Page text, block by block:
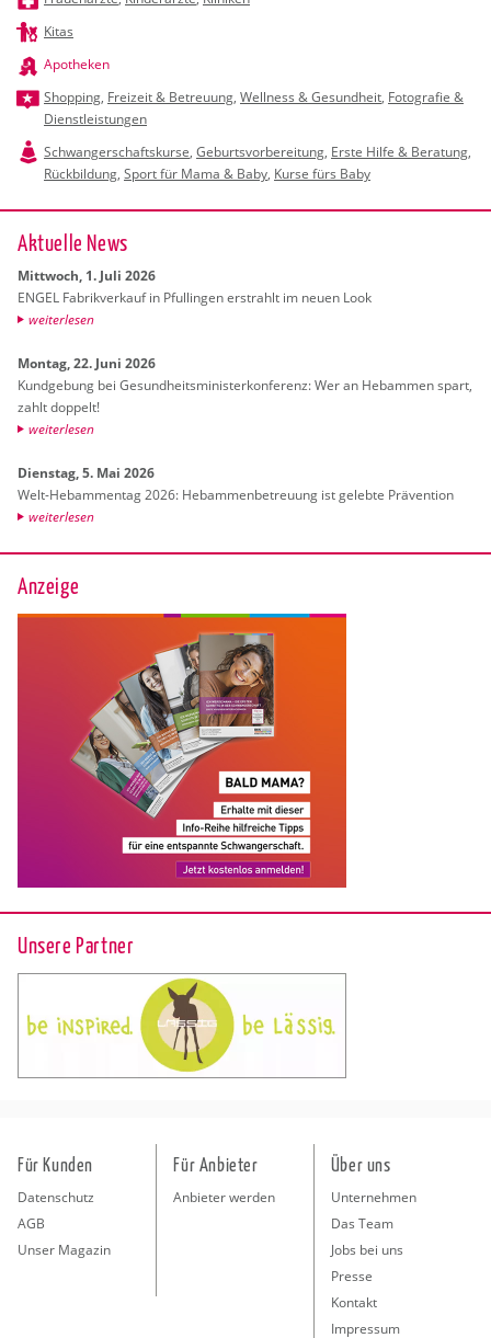
Kitas
Apotheken
Shopping, Freizeit & Betreuung, Wellness & Gesundheit, Fotografie &
Dienstleistungen
Schwangerschaftskurse, Geburtsvorbereitung, Erste Hilfe & Beratung,
Rückbildung, Sport für Mama & Baby, Kurse fürs Baby
Ak­tu­el­le News
Mitt­woch, 1. Juli 2026
ENGEL Fa­brik­ver­kauf in Pful­lin­gen er­strahlt im neuen Look
wei­ter­le­sen
Mon­tag, 22. Juni 2026
Kund­ge­bung bei Ge­sund­heits­mi­nis­ter­kon­fe­renz: Wer an Heb­am­men spart,
zahlt dop­pelt!
wei­ter­le­sen
Diens­tag, 5. Mai 2026
Welt-Heb­am­men­tag 2026: Heb­am­men­be­treu­ung ist ge­leb­te Prä­ven­ti­on
wei­ter­le­sen
Anzeige
Unsere Partner
Für Kunden
Datenschutz
AGB
Unser Magazin
Für Anbieter
Anbieter werden
Über uns
Unternehmen
Das Team
Jobs bei uns
Presse
Kontakt
Impressum